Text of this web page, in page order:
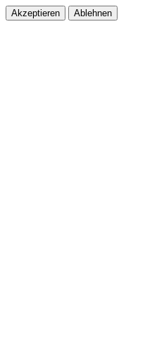
Akzeptieren Ablehnen